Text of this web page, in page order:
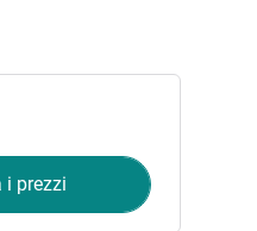
i prezzi